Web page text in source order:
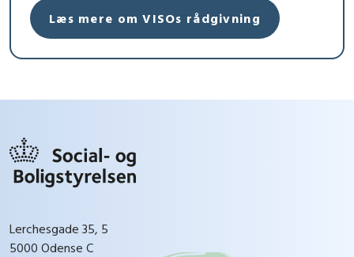
Læs mere om VISOs rådgivning
Lerchesgade 35, 5
5000 Odense C